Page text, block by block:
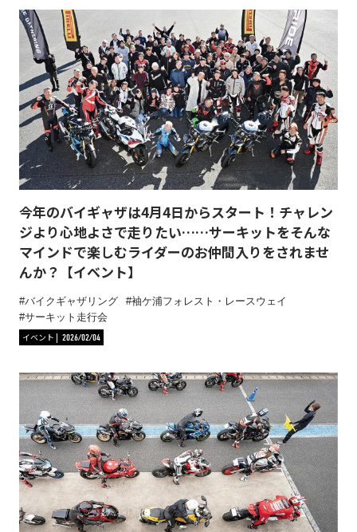
今年のバイギャザは4月4日からスタート！チャレン
ジより心地よさで走りたい……サーキットをそんな
マインドで楽しむライダーのお仲間入りをされませ
んか？【イベント】
バイクギャザリング
袖ケ浦フォレスト・レースウェイ
サーキット走行会
イベント
2026/02/04